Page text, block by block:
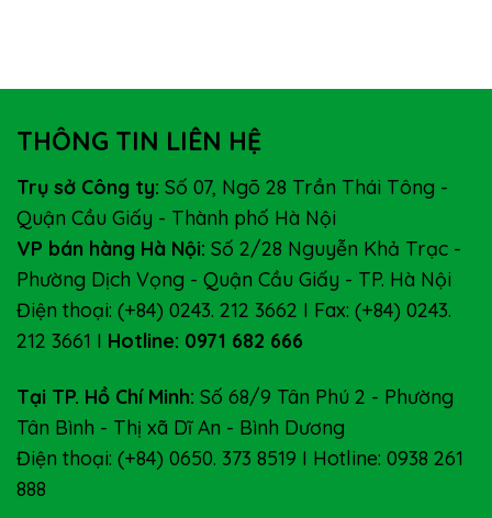
THÔNG TIN LIÊN HỆ
Trụ sở Công ty: Số 07, Ngõ 28 Trần Thái Tông -
Quận Cầu Giấy - Thành phố Hà Nội
VP bán hàng Hà Nội: Số 2/28 Nguyễn Khả Trạc -
Phường Dịch Vọng - Quận Cầu Giấy - TP. Hà Nội
Điện thoại: (+84) 0243. 212 3662 I Fax: (+84) 0243.
212 3661 I Hotline: 0971 682 666
Tại TP. Hồ Chí Minh: Số 68/9 Tân Phú 2 - Phường
Tân Bình - Thị xã Dĩ An - Bình Dương
Điện thoại: (+84) 0650. 373 8519 I Hotline: 0938 261
888